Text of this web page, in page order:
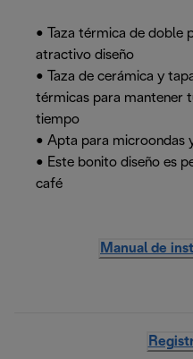
• Taza térmica de doble
atractivo diseño
• Taza de cerámica y
térmicas para mantener
tiempo
• Apta para microondas
• Este bonito diseño es
café
Manual de